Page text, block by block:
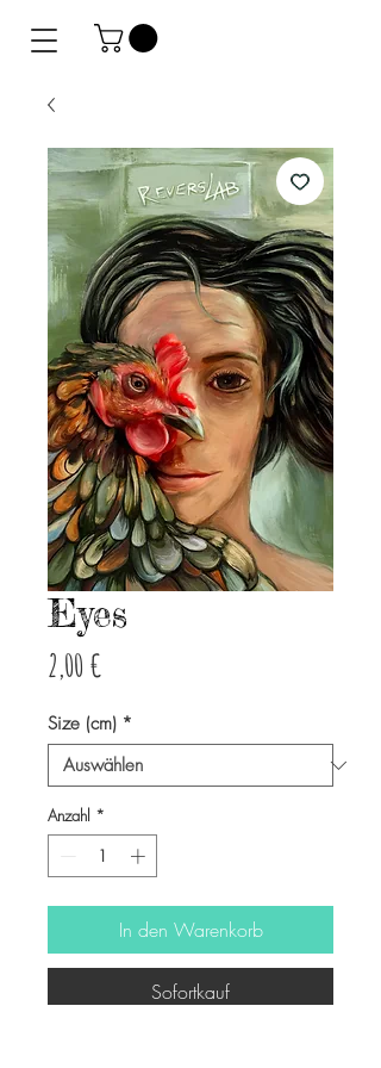
Eyes
2,00 €
Size (cm) *
Anzahl *
In den Warenkorb
Sofortkauf